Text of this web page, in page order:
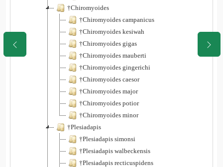
†Chiromyoides
†Chiromyoides campanicus
†Chiromyoides kesiwah
†Chiromyoides gigas
†Chiromyoides mauberti
†Chiromyoides gingerichi
†Chiromyoides caesor
†Chiromyoides major
†Chiromyoides potior
†Chiromyoides minor
†Plesiadapis
†Plesiadapis simonsi
†Plesiadapis walbeckensis
†Plesiadapis recticuspidens